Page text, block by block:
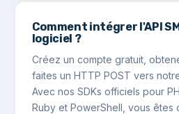
Comment intégrer l'API
logiciel ?
Créez un compte gratuit,
faites un HTTP POST vers
Avec nos SDKs officiels pour
Ruby et PowerShell, vous êtes